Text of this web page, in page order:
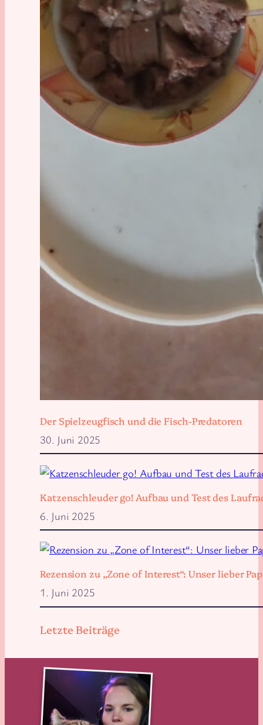
Letzte Beiträge
Der Spielzeugfisch und die Fisch-Predatoren
30. Juni 2025
Katzenschleuder go! Aufbau und Test des
6. Juni 2025
Rezension zu „Zone of Interest“: Unser lieber
1. Juni 2025